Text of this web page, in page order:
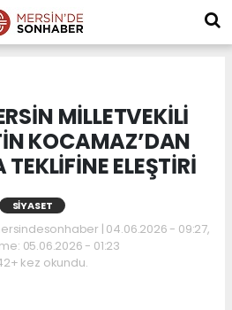
MİLLETVEKİLİ
KOCAMAZ’DAN
ELEŞTİRİ
SIYASET
| 04.06.2026 - 09:27,
05.06.2026 - 01:23
kez okundu.